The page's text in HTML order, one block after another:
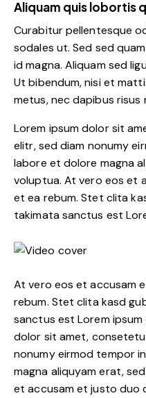
Aliquam quis lobortis
Curabitur pellentesque
sodales ut. Sed sed
id magna. Aliquam sed
Ut bibendum, nisi et
metus, nec dapibus risus
Lorem ipsum dolor sit
elitr, sed diam nonumy
labore et dolore magna
voluptua. At vero eos et
et ea rebum. Stet clita
takimata sanctus est
At vero eos et accusam
rebum. Stet clita kasd
sanctus est Lorem
dolor sit amet,
nonumy eirmod tempor
magna aliquyam erat,
et accusam et justo duo